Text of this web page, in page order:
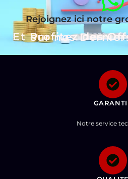
Rejoignez ici notre
Et Profitez des Offres Exclusives
Notre service